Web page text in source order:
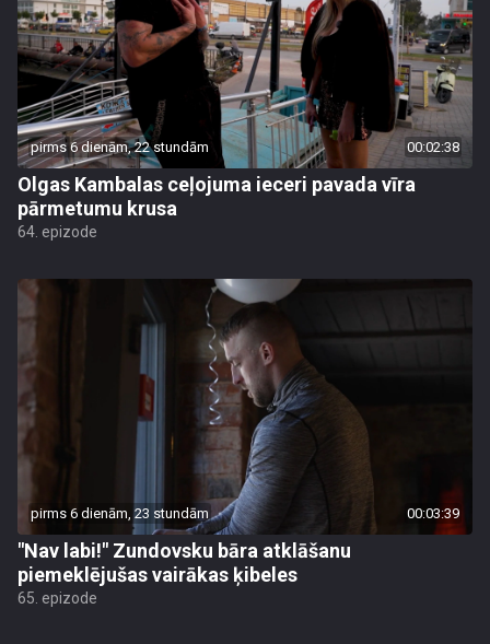
pirms 6 dienām, 22 stundām 00:02:38
Olgas Kambalas ceļojuma ieceri pavada vīra
pārmetumu krusa
64. epizode
pirms 6 dienām, 23 stundām 00:03:39
"Nav labi!" Zundovsku bāra atklāšanu
piemeklējušas vairākas ķibeles
65. epizode